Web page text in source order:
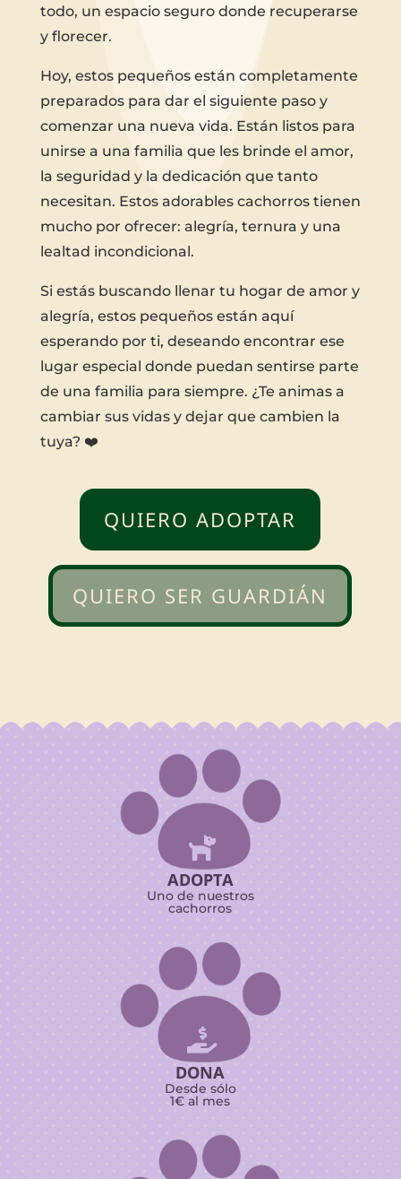
todo, un espacio seguro donde recuperarse
y florecer.
Hoy, estos pequeños están completamente
preparados para dar el siguiente paso y
comenzar una nueva vida. Están listos para
unirse a una familia que les brinde el amor,
la seguridad y la dedicación que tanto
necesitan. Estos adorables cachorros tienen
mucho por ofrecer: alegría, ternura y una
lealtad incondicional.
Si estás buscando llenar tu hogar de amor y
alegría, estos pequeños están aquí
esperando por ti, deseando encontrar ese
lugar especial donde puedan sentirse parte
de una familia para siempre. ¿Te animas a
cambiar sus vidas y dejar que cambien la
tuya? ❤️
QUIERO ADOPTAR
QUIERO SER GUARDIÁN

ADOPTA
Uno de nuestros
cachorros

DONA
Desde sólo
1€ al mes